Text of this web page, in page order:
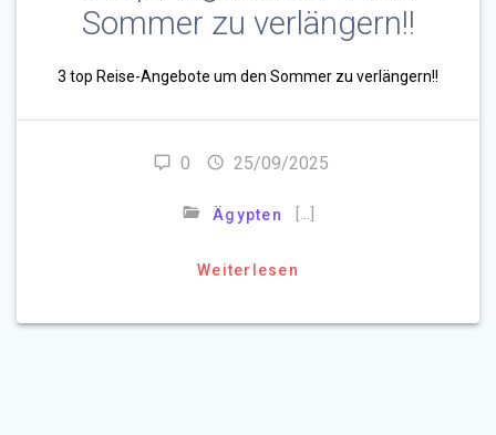
Sommer zu verlängern!!
3 top Reise-Angebote um den Sommer zu verlängern!!
0 25/09/2025
Ägypten
Weiterlesen